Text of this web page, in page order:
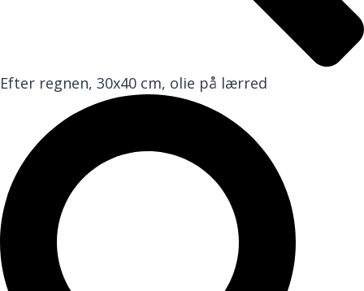
Efter regnen, 30x40 cm, olie på lærred